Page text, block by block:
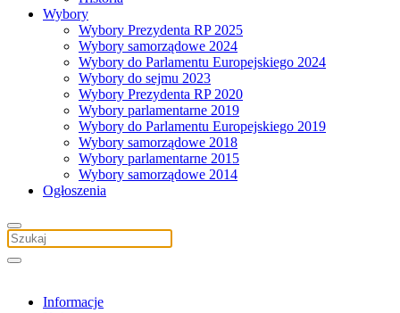
Wybory
Wybory Prezydenta RP 2025
Wybory samorządowe 2024
Wybory do Parlamentu Europejskiego 2024
Wybory do sejmu 2023
Wybory Prezydenta RP 2020
Wybory parlamentarne 2019
Wybory do Parlamentu Europejskiego 2019
Wybory samorządowe 2018
Wybory parlamentarne 2015
Wybory samorządowe 2014
Ogłoszenia
Informacje